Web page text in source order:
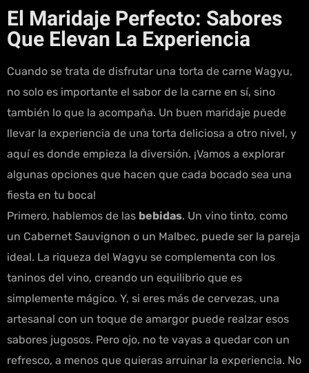
El Maridaje Perfecto: Sabores
Que Elevan La Experiencia
Cuando se trata de disfrutar una torta de carne Wagyu,
no solo es importante el sabor de la carne en sí, sino
también lo que la acompaña. Un buen maridaje puede
llevar la experiencia de una torta deliciosa a otro nivel, y
aquí es donde empieza la diversión. ¡Vamos a explorar
algunas opciones que hacen que cada bocado sea una
fiesta en tu boca!
Primero, hablemos de las bebidas. Un vino tinto, como
un Cabernet Sauvignon o un Malbec, puede ser la pareja
ideal. La riqueza del Wagyu se complementa con los
taninos del vino, creando un equilibrio que es
simplemente mágico. Y, si eres más de cervezas, una
artesanal con un toque de amargor puede realzar esos
sabores jugosos. Pero ojo, no te vayas a quedar con un
refresco, a menos que quieras arruinar la experiencia. No